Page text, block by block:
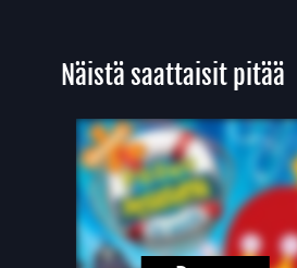
Näistä saattaisit pitää